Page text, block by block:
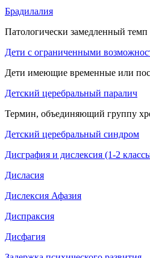
Брадилалия
Патологически замедленный темп
Дети с ограниченными
Дети имеющие временные или
Детский церебральный паралич
Термин, объединяющий группу
Детский церебральный синдром
Дисграфия и дислексия (1-2
Дисласия
Дислексия Афазия
Диспраксия
Дисфагия